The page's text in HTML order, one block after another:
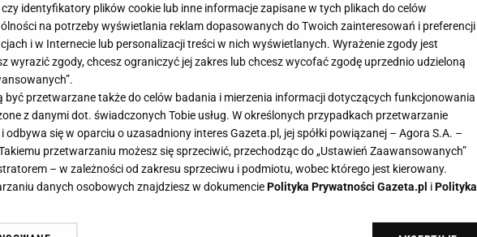
czy identyfikatory plików cookie lub inne informacje zapisane w tych plikach do celów
na potrzeby wyświetlania reklam dopasowanych do Twoich zainteresowań i preferencji
i w Internecie lub personalizacji treści w nich wyświetlanych. Wyrażenie zgody jest
wyrazić zgody, chcesz ograniczyć jej zakres lub chcesz wycofać zgodę uprzednio udzieloną
być przetwarzane także do celów badania i mierzenia informacji dotyczących funkcjonowania
z danymi dot. świadczonych Tobie usług. W określonych przypadkach przetwarzanie
odbywa się w oparciu o uzasadniony interes Gazeta.pl, jej spółki powiązanej – Agora S.A. –
przetwarzaniu możesz się sprzeciwić, przechodząc do „Ustawień Zaawansowanych”
– w zależności od zakresu sprzeciwu i podmiotu, wobec którego jest kierowany.
danych osobowych znajdziesz w dokumenciePolityka Prywatności Gazeta.pl iPolityka